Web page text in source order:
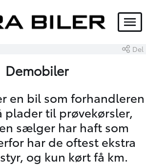
Menu
Del
Demobiler
en bil som forhandleren
plader til prøvekørsler,
sælger har haft som
har de oftest ekstra
og kun kørt få km.